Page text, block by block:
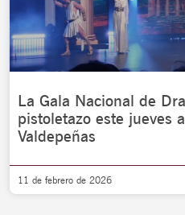
La Gala Nacional de
pistoletazo este jueves
Valdepeñas
11 de febrero de 2026